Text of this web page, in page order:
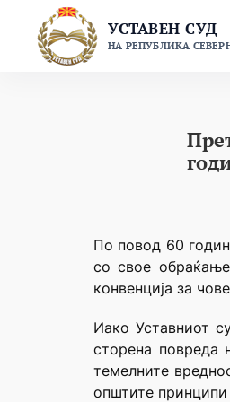
content
УСТАВЕН СУД
НА РЕПУБЛИКА
По повод 60
со свое
конвенција за
Иако Уставниот
сторена повреда
темелните
општите принципи